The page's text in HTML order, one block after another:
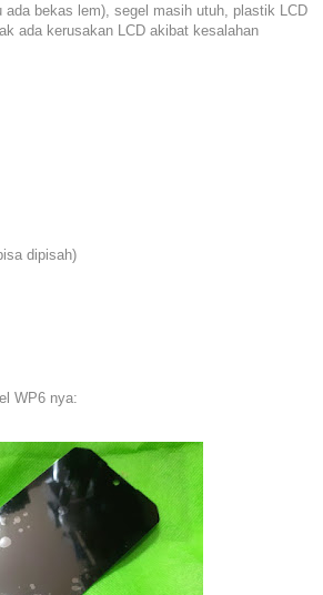
bekas lem), segel masih utuh, plastik LCD
ada kerusakan LCD akibat kesalahan
dipisah)
WP6 nya: